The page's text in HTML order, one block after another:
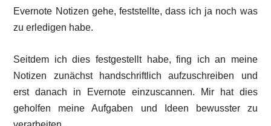
Evernote Notizen gehe, feststellte, dass ich ja noch was
zu erledigen habe.
Seitdem ich dies festgestellt habe, fing ich an meine
Notizen zunächst handschriftlich aufzuschreiben und
erst danach in Evernote einzuscannen. Mir hat dies
geholfen meine Aufgaben und Ideen bewusster zu